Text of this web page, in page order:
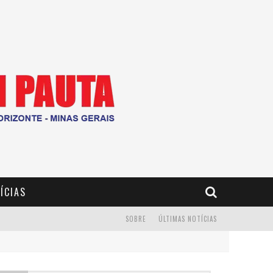
ÚLTIMAS NOTÍCIAS
SOBRE